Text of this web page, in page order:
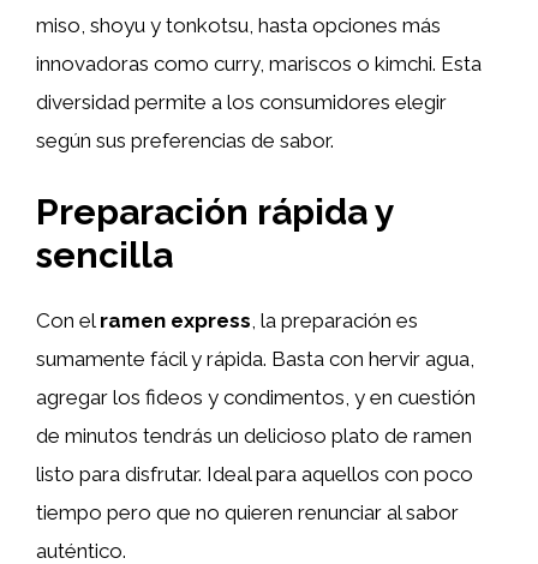
miso, shoyu y tonkotsu, hasta opciones más
innovadoras como curry, mariscos o kimchi. Esta
diversidad permite a los consumidores elegir
según sus preferencias de sabor.
Preparación rápida y
sencilla
Con el ramen express , la preparación es
sumamente fácil y rápida. Basta con hervir agua,
agregar los fideos y condimentos, y en cuestión
de minutos tendrás un delicioso plato de ramen
listo para disfrutar. Ideal para aquellos con poco
tiempo pero que no quieren renunciar al sabor
auténtico.